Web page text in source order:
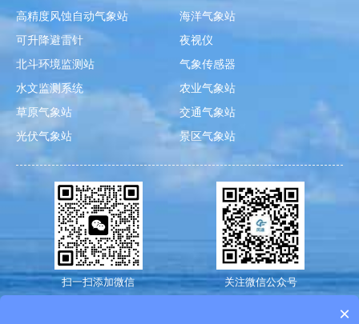
高精度风蚀自动气象站
海洋气象站
可升降避雷针
夜视仪
北斗环境监测站
气象传感器
水文监测系统
农业气象站
草原气象站
交通气象站
光伏气象站
景区气象站
扫一扫添加微信 关注微信公众号
，检测精度准确，深受客户信赖。×